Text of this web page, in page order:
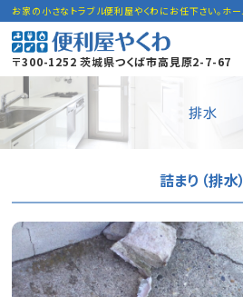
〒300-1252 茨城県つくば市高見原2-7-67
排水
詰まり（排水）